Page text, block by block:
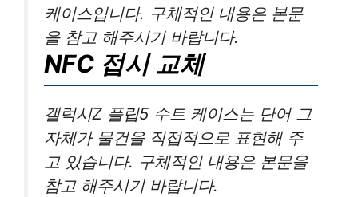
케이스입니다. 구체적인 내용은 본문
을 참고 해주시기 바랍니다.
NFC 접시 교체
갤럭시Z 플립5 수트 케이스는 단어 그
자체가 물건을 직접적으로 표현해 주
고 있습니다. 구체적인 내용은 본문을
참고 해주시기 바랍니다.